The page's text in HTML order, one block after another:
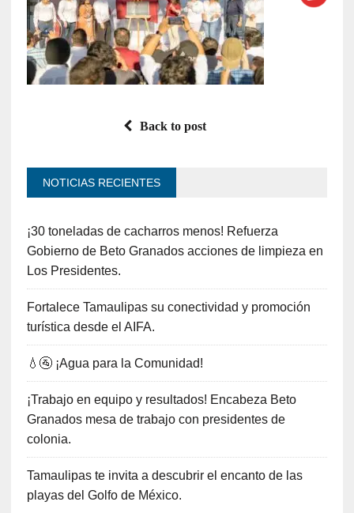
Back to post
NOTICIAS RECIENTES
¡30 toneladas de cacharros menos! Refuerza
Gobierno de Beto Granados acciones de limpieza en
Los Presidentes.
Fortalece Tamaulipas su conectividad y promoción
turística desde el AIFA.
💧🚰 ¡Agua para la Comunidad!
¡Trabajo en equipo y resultados! Encabeza Beto
Granados mesa de trabajo con presidentes de
colonia.
Tamaulipas te invita a descubrir el encanto de las
playas del Golfo de México.